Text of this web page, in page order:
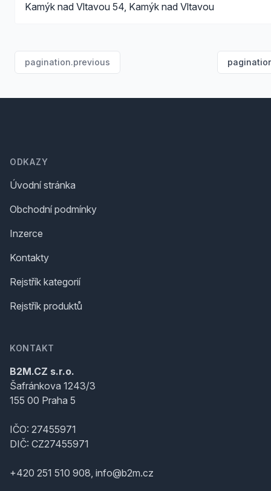
Kamýk nad Vltavou 54, Kamýk nad Vltavou
pagination.previous
ODKAZY
Úvodní stránka
Obchodní podmínky
Inzerce
Kontakty
Rejstřík kategorií
Rejstřík produktů
KONTAKT
B2M.CZ s.r.o.
Šafránkova 1243/3
155 00 Praha 5
IČO: 27455971
DIČ: CZ27455971
+420 251 510 908, info@b2m.cz